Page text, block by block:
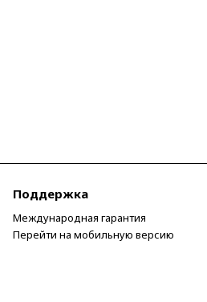
Поддержка
Международная гарантия
Перейти на мобильную версию